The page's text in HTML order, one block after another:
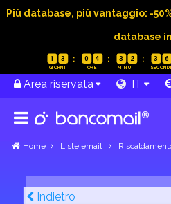
Più database, più vantaggio: -
database
1 3 0 4 3 2 3 5
Area riservata IT
Home Liste email
Indietro